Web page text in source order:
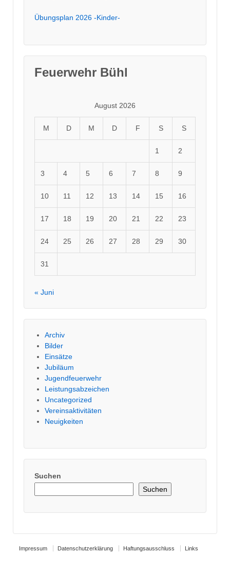
Übungsplan 2026 -Kinder-
Feuerwehr Bühl
August 2026
M D M D F S S
1 2
3 4 5 6 7 8 9
10 11 12 13 14 15 16
17 18 19 20 21 22 23
24 25 26 27 28 29 30
31
« Juni
Archiv
Bilder
Einsätze
Jubiläum
Jugendfeuerwehr
Leistungsabzeichen
Uncategorized
Vereinsaktivitäten
Neuigkeiten
Suchen
Suchen
Impressum Datenschutzerklärung Haftungsausschluss Links